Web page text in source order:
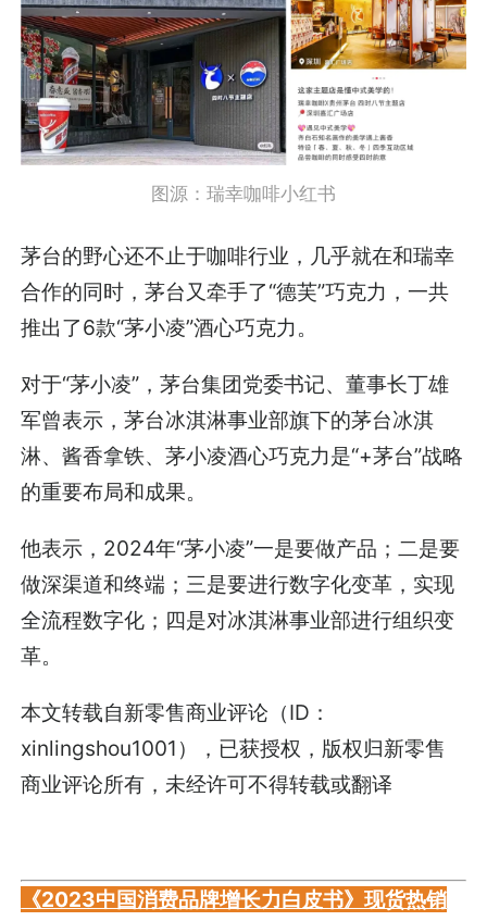
图源：瑞幸咖啡小红书
茅台的野心还不止于咖啡行业，几乎就在和瑞幸
合作的同时，茅台又牵手了“德芙”巧克力，一共
推出了6款“茅小凌”酒心巧克力。
对于“茅小凌”，茅台集团党委书记、董事长丁雄
军曾表示，茅台冰淇淋事业部旗下的茅台冰淇
淋、酱香拿铁、茅小凌酒心巧克力是“+茅台”战略
的重要布局和成果。
他表示，2024年“茅小凌”一是要做产品；二是要
做深渠道和终端；三是要进行数字化变革，实现
全流程数字化；四是对冰淇淋事业部进行组织变
革。
本文转载自新零售商业评论（ID：
xinlingshou1001），已获授权，版权归新零售
商业评论所有，未经许可不得转载或翻译
《2023中国消费品牌增长力白皮书》现货热销